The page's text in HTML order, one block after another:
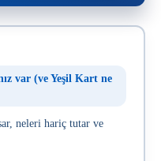
var (ve Yeşil Kart ne
neleri hariç tutar ve